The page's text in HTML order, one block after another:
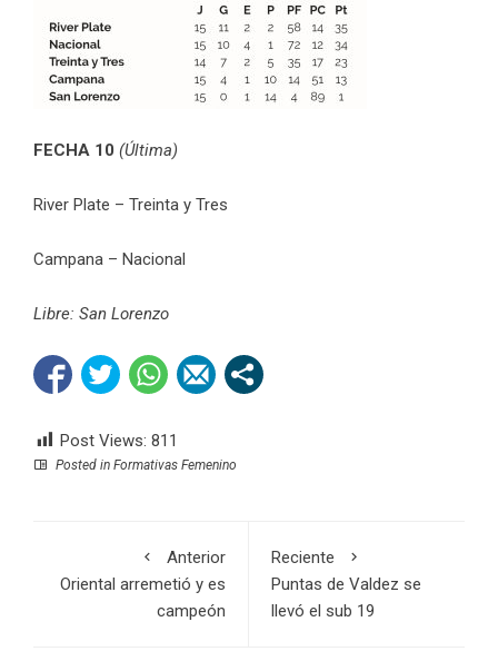
FECHA 10 (Última)
River Plate – Treinta y Tres
Campana – Nacional
Libre: San Lorenzo
Post Views: 811
Posted in Formativas Femenino
Anterior
Oriental arremetió y es
campeón
Reciente
Puntas de Valdez se
llevó el sub 19